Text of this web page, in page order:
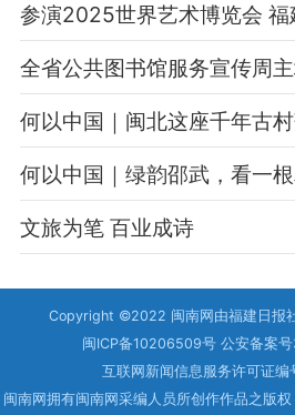
全省公共图书馆服务宣传周
何以中国｜绿韵邵武，看一
文旅为笔 百业成诗
Copyright ©2022 闽南网由福建日报
闽ICP备10206509号 公安备案
互联网新闻信息服务许可证
闽南网拥有闽南网采编人员所创作作品之版